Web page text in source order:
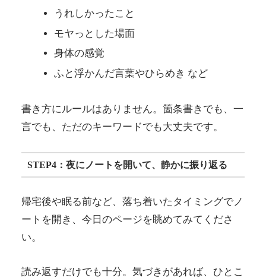
うれしかったこと
モヤっとした場面
身体の感覚
ふと浮かんだ言葉やひらめき など
書き方にルールはありません。箇条書きでも、一
言でも、ただのキーワードでも大丈夫です。
STEP4：夜にノートを開いて、静かに振り返る
帰宅後や眠る前など、落ち着いたタイミングでノ
ートを開き、今日のページを眺めてみてくださ
い。
読み返すだけでも十分。気づきがあれば、ひとこ